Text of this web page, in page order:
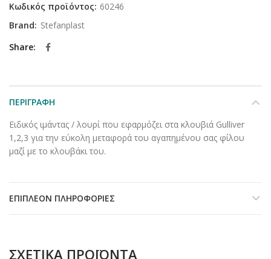
Κωδικός προϊόντος: 60246
Brand: Stefanplast
Share
ΠΕΡΙΓΡΑΦΉ
Ειδικός ιμάντας / λουρί που εφαρμόζει στα κλουβιά Gulliver
1,2,3 για την εύκολη μεταφορά του αγαπημένου σας φίλου
μαζί με το κλουβάκι του.
ΕΠΙΠΛΈΟΝ ΠΛΗΡΟΦΟΡΊΕΣ
ΣΧΕΤΙΚΆ ΠΡΟΪΌΝΤΑ